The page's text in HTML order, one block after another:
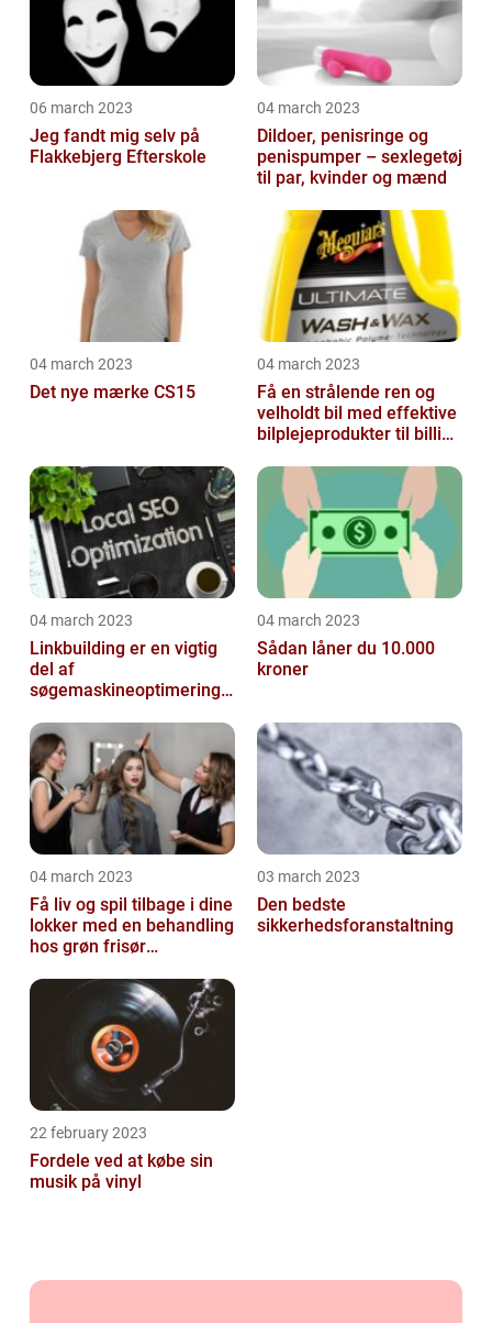
06 march 2023
Jeg fandt mig selv på
Flakkebjerg Efterskole
04 march 2023
Dildoer, penisringe og
penispumper – sexlegetøj
til par, kvinder og mænd
04 march 2023
Det nye mærke CS15
04 march 2023
Få en strålende ren og
velholdt bil med effektive
bilplejeprodukter til billige
04 march 2023
Linkbuilding er en vigtig
del af
søgemaskineoptimeringe
04 march 2023
Sådan låner du 10.000
kroner
04 march 2023
Få liv og spil tilbage i dine
lokker med en behandling
hos grøn frisør
03 march 2023
Den bedste
sikkerhedsforanstaltning
22 february 2023
Fordele ved at købe sin
musik på vinyl